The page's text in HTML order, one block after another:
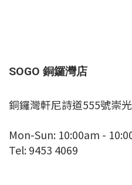
SOGO 銅鑼灣店
銅鑼灣軒尼詩道555號崇
Mon-Sun: 10:00am -
Tel: 9453 4069